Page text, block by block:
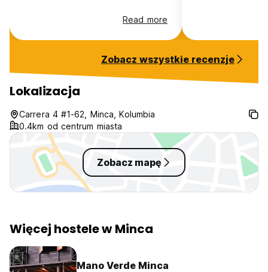
Read more
Zobacz wszystkie recenzje
Lokalizacja
Carrera 4 #1-62, Minca, Kolumbia
0.4km od centrum miasta
Zobacz mapę
Więcej hostele w Minca
Mano Verde Minca